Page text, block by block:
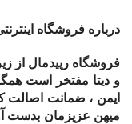
درباره فروشگاه
فروشگاه رپیدمال از
و دیتا مفتخر است
ایمن ، ضمانت اصالت
میهن عزیزمان بدست